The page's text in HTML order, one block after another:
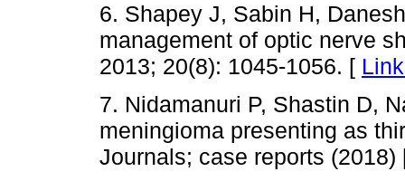
6. Shapey J, Sabin H,
management of optic nerve
2013; 20(8): 1045-1056. [
7. Nidamanuri P, Shastin D,
meningioma presenting as
Journals; case reports